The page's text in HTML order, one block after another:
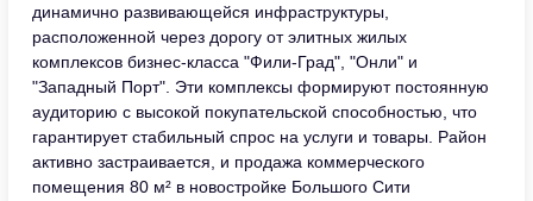
динамично развивающейся инфраструктуры,
расположенной через дорогу от элитных жилых
комплексов бизнес-класса "Фили-Град", "Онли" и
"Западный Порт". Эти комплексы формируют постоянную
аудиторию с высокой покупательской способностью, что
гарантирует стабильный спрос на услуги и товары. Район
активно застраивается, и продажа коммерческого
помещения 80 м² в новостройке Большого Сити